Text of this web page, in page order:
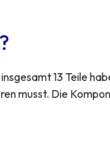
13 Teile
musst. Die